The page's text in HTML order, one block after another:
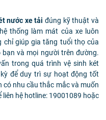
nước xe tải đúng kỹ thuật và
thống làm mát của xe luôn
chỉ giúp gia tăng tuổi thọ của
và mọi người trên đường.
trong quá trình vệ sinh két
để duy trì sự hoạt động tốt
có nhu cầu thắc mắc và muốn
hệ hotline: 19001089 hoặc